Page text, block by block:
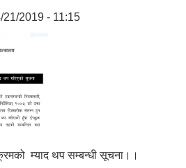
21/2019 - 11:15
म्याद थप सम्बन्धी सूचना।।